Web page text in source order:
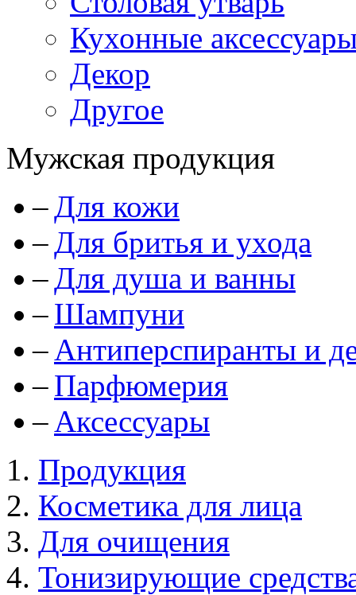
Кухонные
Декор
Другое
Мужская продукция
Для кожи
Для бритья и ухода
Для душа и ванны
Шампуни
Антиперспиранты и
Парфюмерия
Аксессуары
Продукция
Косметика для лица
Для очищения
Тонизирующие